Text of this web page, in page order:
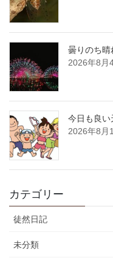
曇りのち晴
2026年8月
今日も良い
2026年8月
カテゴリー
徒然日記
未分類